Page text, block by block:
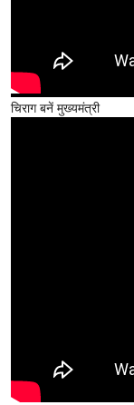
चिराग बनें मुख्यमंत्री